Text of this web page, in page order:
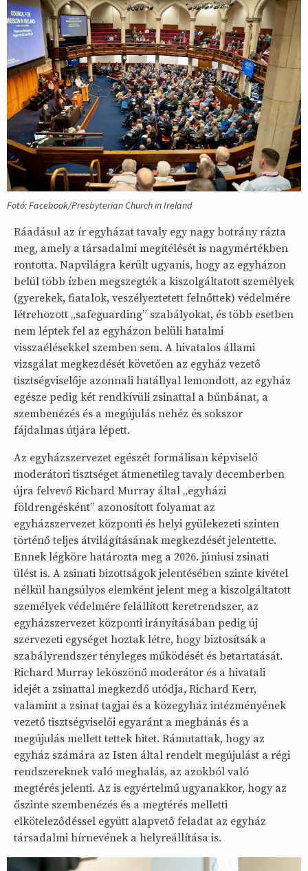
Fotó: Facebook/Presbyterian Church in Ireland
Ráadásul az ír egyházat tavaly egy nagy botrány rázta
meg, amely a társadalmi megítélését is nagymértékben
rontotta. Napvilágra került ugyanis, hogy az egyházon
belül több ízben megszegték a kiszolgáltatott személyek
(gyerekek, fiatalok, veszélyeztetett felnőttek) védelmére
létrehozott „safeguarding” szabályokat, és több esetben
nem léptek fel az egyházon belüli hatalmi
visszaélésekkel szemben sem. A hivatalos állami
vizsgálat megkezdését követően az egyház vezető
tisztségviselője azonnali hatállyal lemondott, az egyház
egésze pedig két rendkívüli zsinattal a bűnbánat, a
szembenézés és a megújulás nehéz és sokszor
fájdalmas útjára lépett.
Az egyházszervezet egészét formálisan képviselő
moderátori tisztséget átmenetileg tavaly decemberben
újra felvevő Richard Murray által „egyházi
földrengésként” azonosított folyamat az
egyházszervezet központi és helyi gyülekezeti szinten
történő teljes átvilágításának megkezdését jelentette.
Ennek légköre határozta meg a 2026. júniusi zsinati
ülést is. A zsinati bizottságok jelentésében szinte kivétel
nélkül hangsúlyos elemként jelent meg a kiszolgáltatott
személyek védelmére felállított keretrendszer, az
egyházszervezet központi irányításában pedig új
szervezeti egységet hoztak létre, hogy biztosítsák a
szabályrendszer tényleges működését és betartatását.
Richard Murray leköszönő moderátor és a hivatali
idejét a zsinattal megkezdő utódja, Richard Kerr,
valamint a zsinat tagjai és a közegyház intézményének
vezető tisztségviselői egyaránt a megbánás és a
megújulás mellett tettek hitet. Rámutattak, hogy az
egyház számára az Isten által rendelt megújulást a régi
rendszereknek való meghalás, az azokból való
megtérés jelenti. Az is egyértelmű ugyanakkor, hogy az
őszinte szembenézés és a megtérés melletti
elköteleződéssel együtt alapvető feladat az egyház
társadalmi hírnevének a helyreállítása is.